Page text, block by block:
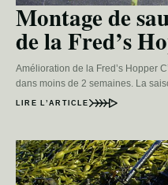
Montage de
de la Fred’s
Amélioration de la Fred’s Hopper
dans moins de 2 semaines. La
LIRE L’ARTICLE